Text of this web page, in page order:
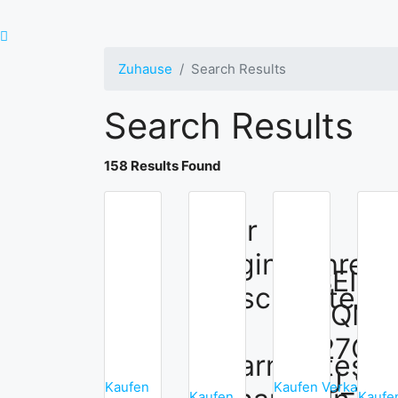
Zuhause Search Results
Search Results
158 Results Found
Kaufen
Hier
Beginnt Ihre
Geschichte
Charmantes
3-
Kaufen Verkauft